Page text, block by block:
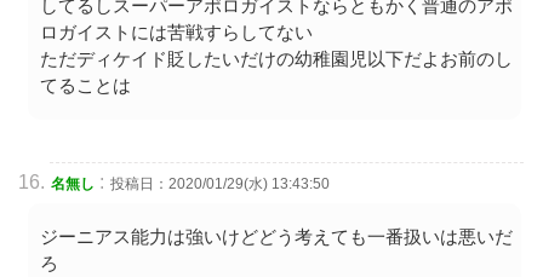
してるしスーパーアポロガイストならともかく普通のアポ
ロガイストには苦戦すらしてない
ただディケイド貶したいだけの幼稚園児以下だよお前のし
てることは
名無し : 投稿日：2020/01/29(水) 13:43:50
ジーニアス能力は強いけどどう考えても一番扱いは悪いだ
ろ